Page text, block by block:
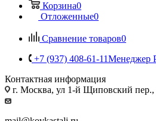
Корзина0
Отложенные0
Сравнение товаров0
+7 (937) 408-61-11Менеджер
Контактная информация
г. Москва, ул 1-й Щиповский пер.,